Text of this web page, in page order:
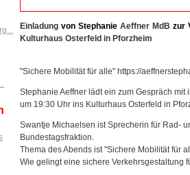
Einladungvon Stephanie Aeffner MdBzur
Kulturhaus Osterfeld in Pforzheim
"Sichere Mobilität für alle" https://
Stephanie Aeffner lädt ein zum Gespräch
um 19:30 Uhr ins Kulturhaus Osterfeld in
Swantje Michaelsen ist Sprecherin für Rad-
Bundestagsfraktion.
Thema des Abends ist "Sichere Mobilität für
Wie gelingt eine sichere Verkehrsgestaltung